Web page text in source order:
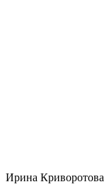
Ирина Криворотова